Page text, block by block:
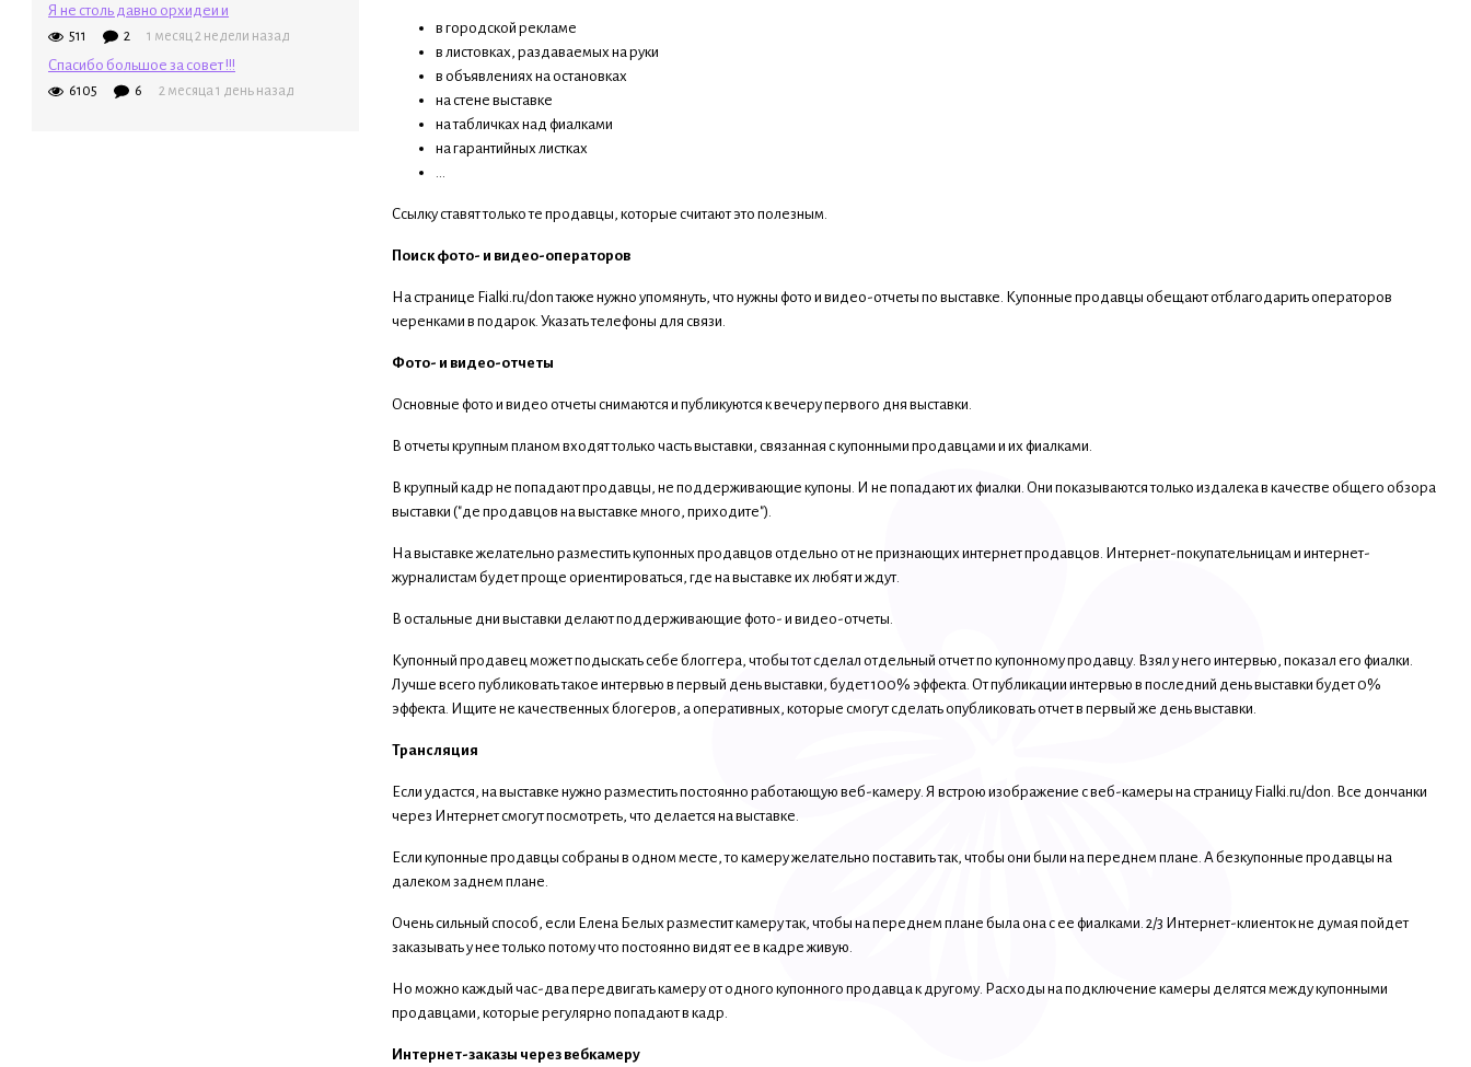
Я не столь давно орхидеи и
511 2 1 месяц 2 недели назад
Спасибо большое за совет !!!
6105 6 2 месяца 1 день назад
в городской рекламе
в листовках, раздаваемых на руки
в объявлениях на остановках
на стене выставке
на табличках над фиалками
на гарантийных листках
...
Ссылку ставят только те продавцы, которые считают это полезным.
Поиск фото- и видео-операторов
На странице Fialki.ru/don также нужно упомянуть, что нужны фото и видео-отчеты по выставке. Купонные продавцы обещают отблагодарить операторов
черенками в подарок. Указать телефоны для связи.
Фото- и видео-отчеты
Основные фото и видео отчеты снимаются и публикуются к вечеру первого дня выставки.
В отчеты крупным планом входят только часть выставки, связанная с купонными продавцами и их фиалками.
В крупный кадр не попадают продавцы, не поддерживающие купоны. И не попадают их фиалки. Они показываются только издалека в качестве общего обзора
выставки ("де продавцов на выставке много, приходите").
На выставке желательно разместить купонных продавцов отдельно от не признающих интернет продавцов. Интернет-покупательницам и интернет-
журналистам будет проще ориентироваться, где на выставке их любят и ждут.
В остальные дни выставки делают поддерживающие фото- и видео-отчеты.
Купонный продавец может подыскать себе блоггера, чтобы тот сделал отдельный отчет по купонному продавцу. Взял у него интервью, показал его фиалки.
Лучше всего публиковать такое интервью в первый день выставки, будет 100% эффекта. От публикации интервью в последний день выставки будет 0%
эффекта. Ищите не качественных блогеров, а оперативных, которые смогут сделать опубликовать отчет в первый же день выставки.
Трансляция
Если удастся, на выставке нужно разместить постоянно работающую веб-камеру. Я встрою изображение с веб-камеры на страницу Fialki.ru/don. Все дончанки
через Интернет смогут посмотреть, что делается на выставке.
Если купонные продавцы собраны в одном месте, то камеру желательно поставить так, чтобы они были на переднем плане. А безкупонные продавцы на
далеком заднем плане.
Очень сильный способ, если Елена Белых разместит камеру так, чтобы на переднем плане была она с ее фиалками. 2/3 Интернет-клиенток не думая пойдет
заказывать у нее только потому что постоянно видят ее в кадре живую.
Но можно каждый час-два передвигать камеру от одного купонного продавца к другому. Расходы на подключение камеры делятся между купонными
продавцами, которые регулярно попадают в кадр.
Интернет-заказы через вебкамеру